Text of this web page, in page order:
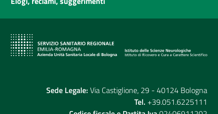
Sede Legale: Via Castiglione, 29 - 40124 Bologna
Tel. +39.051.6225111